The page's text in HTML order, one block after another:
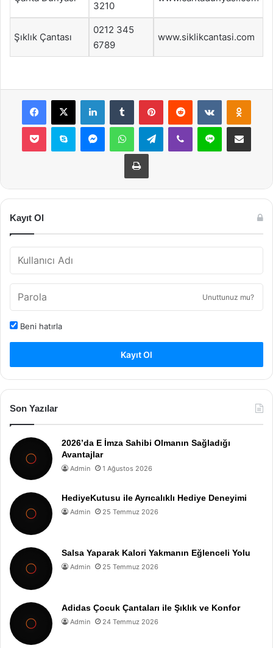
3210
Şıklık Çantası
0212 345
6789
www.siklikcantasi.com
Facebook
X LinkedInTumblr PinterestReddit VKontakte
Pocket Skype MessengerWhatsAppTelegramViber Line E-Posta ile
Yazdır
Kayıt Ol
Unuttunuz mu?
Beni hatırla
Kayıt Ol
Son Yazılar
2026’da E İmza Sahibi Olmanın Sağladığı
Avantajlar
Admin 1 Ağustos 2026
HediyeKutusu ile Ayrıcalıklı Hediye Deneyimi
Admin 25 Temmuz 2026
Salsa Yaparak Kalori Yakmanın Eğlenceli Yolu
Admin 25 Temmuz 2026
Adidas Çocuk Çantaları ile Şıklık ve Konfor
Admin 24 Temmuz 2026